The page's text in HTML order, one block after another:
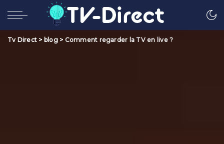
Tv Direct > blog> Comment regarder la TV en live ?